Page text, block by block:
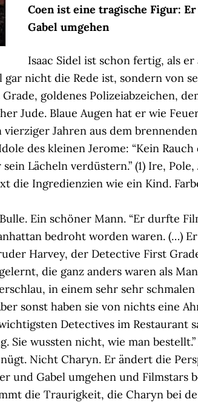
Coen ist eine tragische Figur:
Gabel umgehen
Isaac Sidel ist schon fertig, als
nicht die Rede ist, sondern von
goldenes Polizeiabzeichen,
Jude. Blaue Augen hat er wie
vierziger Jahren aus dem
des kleinen Jerome: “Kein
Lächeln verdüstern.” (1) Ire,
die Ingredienzien wie ein Kind.
Ein schöner Mann. “Er durfte
bedroht worden waren. (…)
Harvey, der Detective First
die ganz anders waren als
in einem sehr sehr
sonst haben sie von nichts eine
Detectives im Restaurant
Sie wussten nicht, wie man
Nicht Charyn. Er ändert die
und Gabel umgehen und Filmstars
die Traurigkeit, die Charyn bei